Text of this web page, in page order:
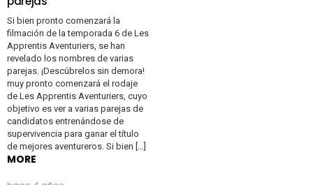
Si bien pronto comenzará la
filmación de la temporada 6 de Les
Apprentis Aventuriers, se han
revelado los nombres de varias
parejas. ¡Descúbrelos sin demora!
muy pronto comenzará el rodaje
de Les Apprentis Aventuriers, cuyo
objetivo es ver a varias parejas de
candidatos entrenándose de
supervivencia para ganar el título
de mejores aventureros. Si bien […]
MORE